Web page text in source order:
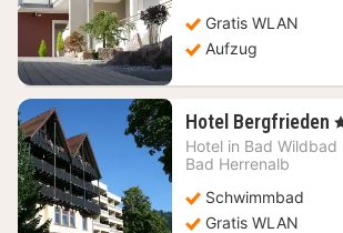
Gratis WLAN
Aufzug
Hotel Bergfrieden 1
,
Hotel in Bad Wildbad
Bad Herrenalb
Schwimmbad
Gratis WLAN